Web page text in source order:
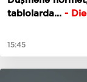
tablolarda... -
15:45